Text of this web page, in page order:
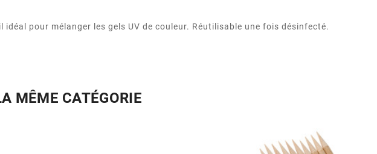
pour mélanger les gels UV de couleur. Réutilisable une fois désinfecté.
MÊME CATÉGORIE